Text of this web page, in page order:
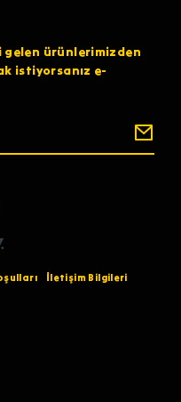
gelen ürünlerimizden
istiyorsanız e-
İletişim Bilgileri